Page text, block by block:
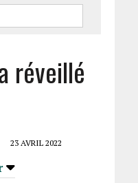
réveillé
23 AVRIL 2022